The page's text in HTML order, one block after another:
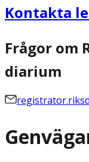
Kontakta
Frågor om
diarium